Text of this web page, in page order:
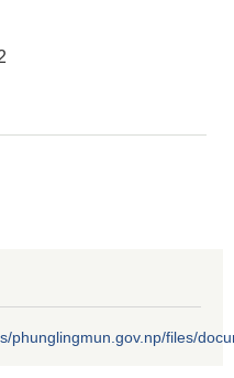
phunglingmun.gov.np/files/